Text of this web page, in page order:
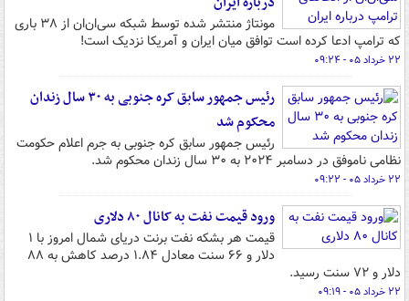
مونتاژ منتشر شده توسط شبکه سی‌ان‌ان از ۳۸ باری
که ترامپ ادعا کرده است توافق میان ایران و آمریکا نزدیک است!
۲۲ خرداد ۰۵ - ۰۹:۲۴
رئیس جمهور سابق کره جنوبی به ۳۰ سال زندان
محکوم شد
رئیس جمهور سابق کره جنوبی به جرم اعلام حکومت
نظامی ناموفق در دسامبر ۲۰۲۴ به ۳۰ سال زندان محکوم شد.
۲۲ خرداد ۰۵ - ۰۹:۲۲
ورود قیمت نفت به کانال ۸۰ دلاری
قیمت هر بشکه نفت برنت دریای شمال امروز با ۱
دلار و ۶۶ سنت معادل ۱.۸۴ درصد کاهش به ۸۸
دلار و ۷۲ سنت رسید.
۲۲ خرداد ۰۵ - ۰۹:۱۹